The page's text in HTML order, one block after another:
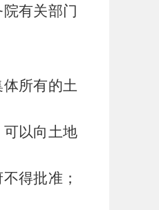
有关部门
所有的土
以向土地
得批准；